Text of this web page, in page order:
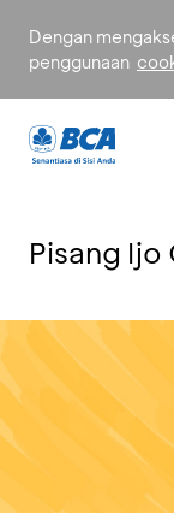
Dengan
penggunaan
Pisang Ijo